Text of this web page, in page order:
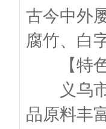
古今中外
腐竹、白
【特色
义乌市
品原料丰